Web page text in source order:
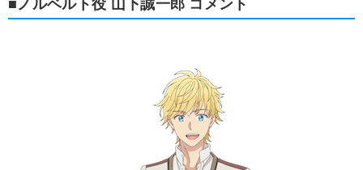
■ノルベルト役 山下誠一郎 コメント